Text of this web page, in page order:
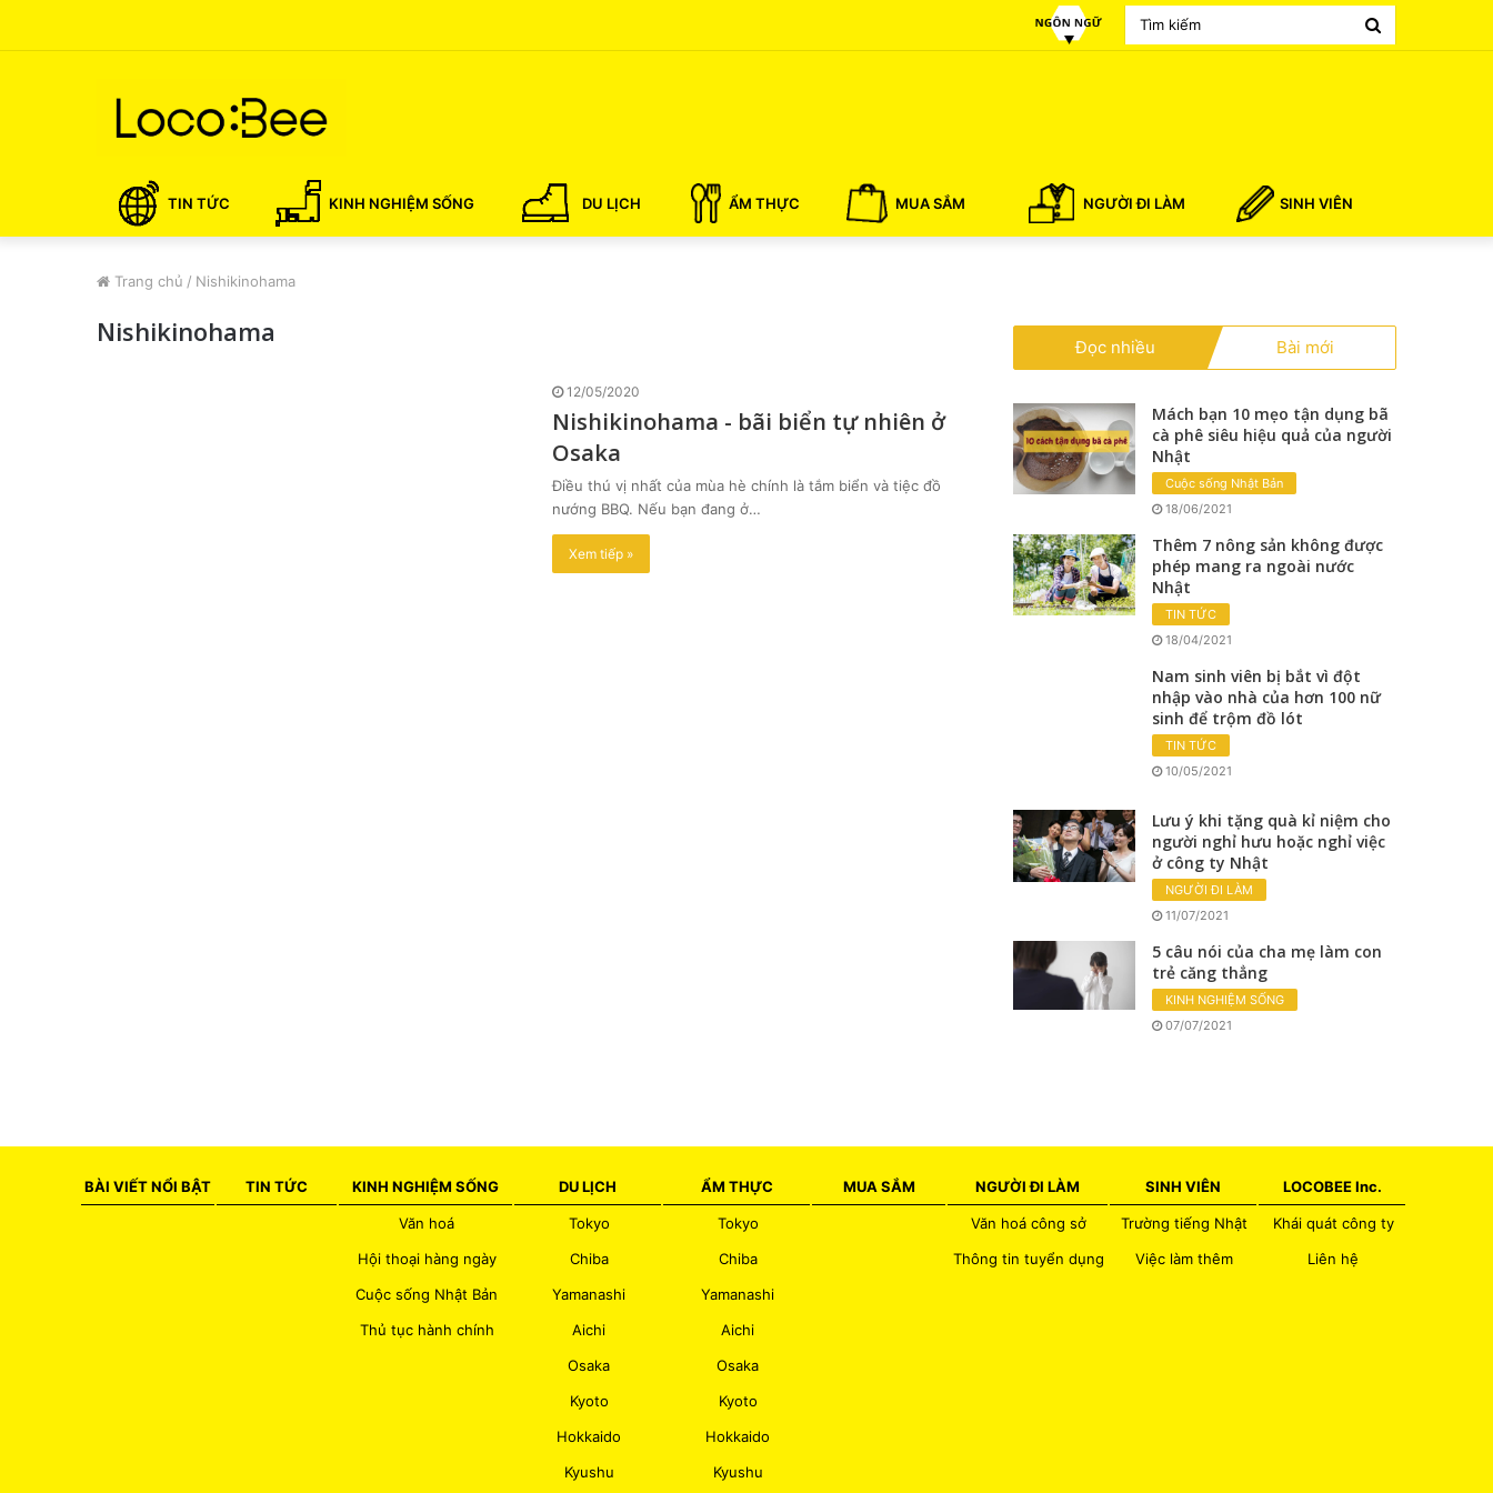
TIN TỨC KINH NGHIỆM SỐNG DU LỊCH ẨM THỰC MUA SẮM NGƯỜI ĐI LÀM SINH VIÊN
Trang chủ / Nishikinohama
Nishikinohama
12/05/2020
Nishikinohama - bãi biển tự nhiên ở
Osaka
Điều thú vị nhất của mùa hè chính là tắm biển và tiệc đồ
nướng BBQ. Nếu bạn đang ở…
Xem tiếp »
Đọc nhiều Bài mới
Mách bạn 10 mẹo tận dụng bã
cà phê siêu hiệu quả của người
Nhật
Cuộc sống Nhật Bản
18/06/2021
Thêm 7 nông sản không được
phép mang ra ngoài nước
Nhật
TIN TỨC
18/04/2021
Nam sinh viên bị bắt vì đột
nhập vào nhà của hơn 100 nữ
sinh để trộm đồ lót
TIN TỨC
10/05/2021
Lưu ý khi tặng quà kỉ niệm cho
người nghỉ hưu hoặc nghỉ việc
ở công ty Nhật
NGƯỜI ĐI LÀM
11/07/2021
5 câu nói của cha mẹ làm con
trẻ căng thẳng
KINH NGHIỆM SỐNG
07/07/2021
BÀI VIẾT NỔI BẬT TIN TỨC KINH NGHIỆM SỐNG
Văn hoá
Hội thoại hàng ngày
Cuộc sống Nhật Bản
Thủ tục hành chính
DU LỊCH
Tokyo
Chiba
Yamanashi
Aichi
Osaka
Kyoto
Hokkaido
Kyushu
ẨM THỰC
Tokyo
Chiba
Yamanashi
Aichi
Osaka
Kyoto
Hokkaido
Kyushu
MUA SẮM NGƯỜI ĐI LÀM
Văn hoá công sở
Thông tin tuyển dụng
SINH VIÊN
Trường tiếng Nhật
Việc làm thêm
LOCOBEE Inc.
Khái quát công ty
Liên hệ